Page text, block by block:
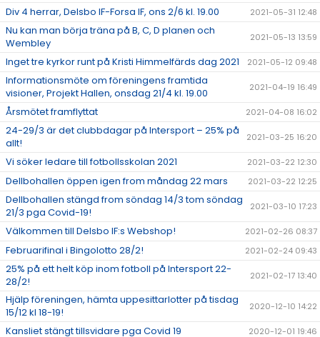
Div 4 herrar, Delsbo IF-Forsa IF, ons 2/6 kl. 19.00 2021-05-31 12:48
Nu kan man börja träna på B, C, D planen och
Wembley
2021-05-13 13:59
Inget tre kyrkor runt på Kristi Himmelfärds dag 2021 2021-05-12 09:48
Informationsmöte om föreningens framtida
visioner, Projekt Hallen, onsdag 21/4 kl. 19.00
2021-04-19 16:49
Årsmötet framflyttat 2021-04-08 16:02
24-29/3 är det clubbdagar på Intersport – 25% på
allt!
2021-03-25 16:20
Vi söker ledare till fotbollsskolan 2021 2021-03-22 12:30
Dellbohallen öppen igen from måndag 22 mars 2021-03-22 12:25
Dellbohallen stängd from söndag 14/3 tom söndag
21/3 pga Covid-19!
2021-03-10 17:23
Välkommen till Delsbo IF:s Webshop! 2021-02-26 08:37
Februarifinal i Bingolotto 28/2! 2021-02-24 09:43
25% på ett helt köp inom fotboll på Intersport 22-
28/2!
2021-02-17 13:40
Hjälp föreningen, hämta uppesittarlotter på tisdag
15/12 kl 18-19!
2020-12-10 14:22
Kansliet stängt tillsvidare pga Covid 19 2020-12-01 19:46